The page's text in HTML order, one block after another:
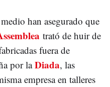
han asegurado que
trató de huir de
fuera de
por laDiada, las
empresa en talleres